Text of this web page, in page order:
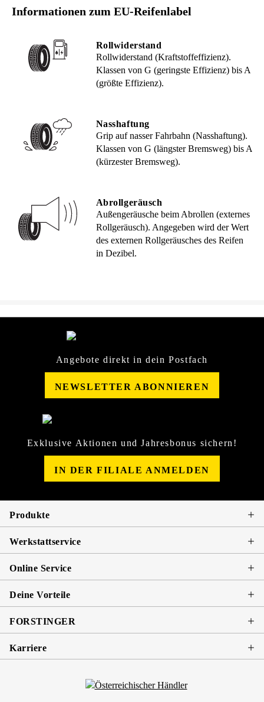
Informationen zum EU-Reifenlabel
Rollwiderstand
Rollwiderstand (Kraftstoffeffizienz).
Klassen von G (geringste Effizienz) bis A
(größte Effizienz).
Nasshaftung
Grip auf nasser Fahrbahn (Nasshaftung).
Klassen von G (längster Bremsweg) bis A
(kürzester Bremsweg).
Abrollgeräusch
Außengeräusche beim Abrollen (externes
Rollgeräusch). Angegeben wird der Wert
des externen Rollgeräusches des Reifen
in Dezibel.
Angebote direkt in dein Postfach
NEWSLETTER ABONNIEREN
Exklusive Aktionen und Jahresbonus sichern!
IN DER FILIALE ANMELDEN
Produkte
Werkstattservice
Online Service
Deine Vorteile
FORSTINGER
Karriere